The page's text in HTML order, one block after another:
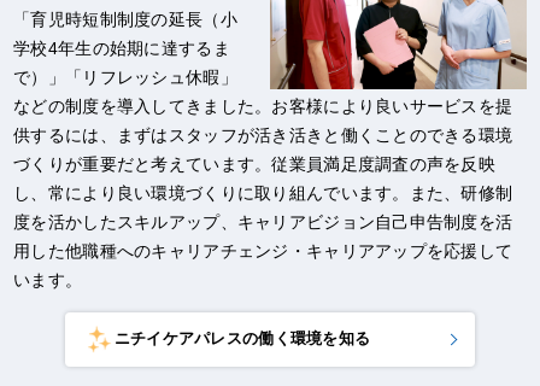
「育児時短制制度の延長（小
学校4年生の始期に達するま
で）」「リフレッシュ休暇」
などの制度を導入してきました。お客様により良いサービスを提
供するには、まずはスタッフが活き活きと働くことのできる環境
づくりが重要だと考えています。従業員満足度調査の声を反映
し、常により良い環境づくりに取り組んでいます。また、研修制
度を活かしたスキルアップ、キャリアビジョン自己申告制度を活
用した他職種へのキャリアチェンジ・キャリアアップを応援して
います。
ニチイケアパレスの働く環境を知る